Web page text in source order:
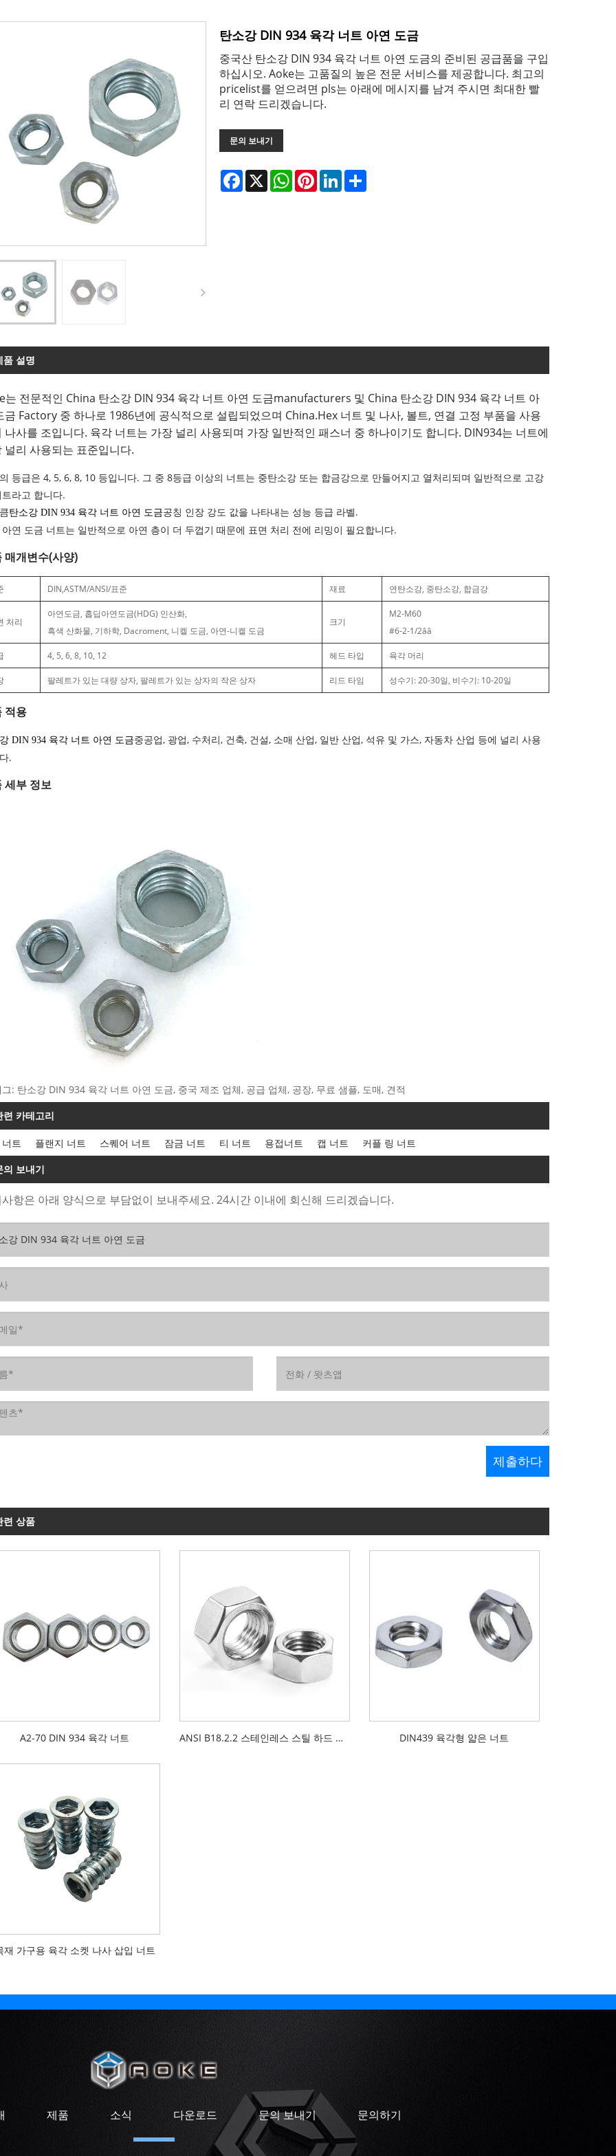
탄소강 DIN 934 육각 너트 아연 도금
중국산 탄소강 DIN 934 육각 너트 아연 도금의 준비된 공급품을 구입
하십시오. Aoke는 고품질의 높은 전문 서비스를 제공합니다. 최고의
pricelist를 얻으려면 pls는 아래에 메시지를 남겨 주시면 최대한 빨
리 연락 드리겠습니다.
문의 보내기
Facebook
X WhatsAppPinterestLinkedInShare
품 설명
는 전문적인 China 탄소강 DIN 934 육각 너트 아연 도금manufacturers 및 China 탄소강 DIN 934 육각 너트 아
금 Factory 중 하나로 1986년에 공식적으로 설립되었으며 China.Hex 너트 및 나사, 볼트, 연결 고정 부품을 사용
나사를 조입니다. 육각 너트는 가장 널리 사용되며 가장 일반적인 패스너 중 하나이기도 합니다. DIN934는 너트에
널리 사용되는 표준입니다.
등급은 4, 5, 6, 8, 10 등입니다. 그 중 8등급 이상의 너트는 중탄소강 또는 합금강으로 만들어지고 열처리되며 일반적으로 고강
라고 합니다.
탄소강 DIN 934 육각 너트 아연 도금공칭 인장 강도 값을 나타내는 성능 등급 라벨.
아연 도금 너트는 일반적으로 아연 층이 더 두껍기 때문에 표면 처리 전에 리밍이 필요합니다.
매개변수(사양)
DIN,ASTM/ANSI/표준 재료 연탄소강, 중탄소강, 합금강
처리
아연도금, 홉딥아연도금(HDG) 인산화,
흑색 산화물, 기하학, Dacroment, 니켈 도금, 아연-니켈 도금
크기
M2-M60
#6-2-1/2ââ
4, 5, 6, 8, 10, 12 헤드 타입 육각 머리
팔레트가 있는 대량 상자, 팔레트가 있는 상자의 작은 상자 리드 타임 성수기: 20-30일, 비수기: 10-20일
적용
DIN 934 육각 너트 아연 도금중공업, 광업, 수처리, 건축, 건설, 소매 산업, 일반 산업, 석유 및 가스, 자동차 산업 등에 널리 사용
.
세부 정보
그: 탄소강 DIN 934 육각 너트 아연 도금, 중국 제조 업체, 공급 업체, 공장, 무료 샘플, 도매, 견적
련 카테고리
트 플랜지 너트 스퀘어 너트 잠금 너트 티 너트 용접너트 캡 너트 커플 링 너트
의 보내기
항은 아래 양식으로 부담없이 보내주세요. 24시간 이내에 회신해 드리겠습니다.
련 상품
A2-70 DIN 934 육각 너트 ANSI B18.2.2 스테인레스 스틸 하드 헥스 너트 DIN439 육각형 얇은 너트
재 가구용 육각 소켓 나사 삽입 너트
제품 소식 다운로드 문의 보내기 문의하기